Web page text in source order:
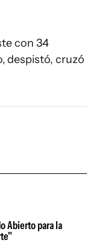
con 34
despistó, cruzó
Abierto para la